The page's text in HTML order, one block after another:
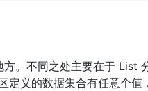
。不同之处主要在于 List
定义的数据集合有任意个